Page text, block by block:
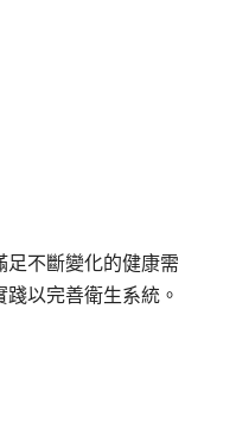
不斷變化的健康需
以完善衛生系統。